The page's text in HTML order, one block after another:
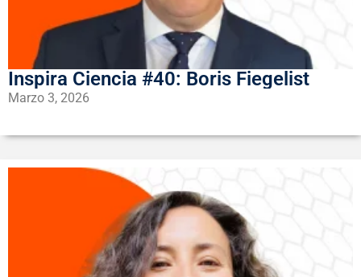
Inspira Ciencia #40: Boris Fiegelist
Marzo 3, 2026